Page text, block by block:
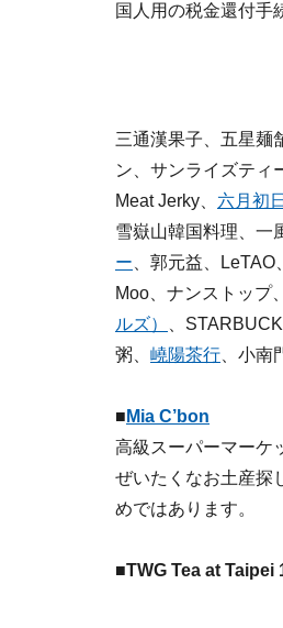
国人用の税金還付手
三通漢果子、五星麺
ン、サンライズティ
Meat Jerky、 六月初日
雪嶽山韓国料理、一
ー 、郭元益、
Moo、ナンストップ
ルズ）
、
粥、 嶢陽茶行 、小
■ Mia C’bon
高級スーパーマーケ
ぜいたくなお土産探
めではあります。
■TWG Tea at Taipei